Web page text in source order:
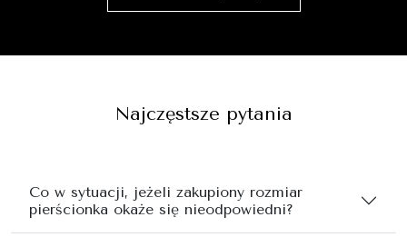
Najczęstsze pytania
Co w sytuacji, jeżeli zakupiony rozmiar
pierścionka okaże się nieodpowiedni?